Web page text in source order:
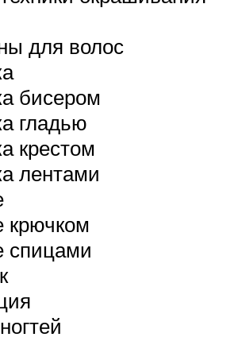
для волос
бисером
гладью
крестом
лентами
крючком
спицами